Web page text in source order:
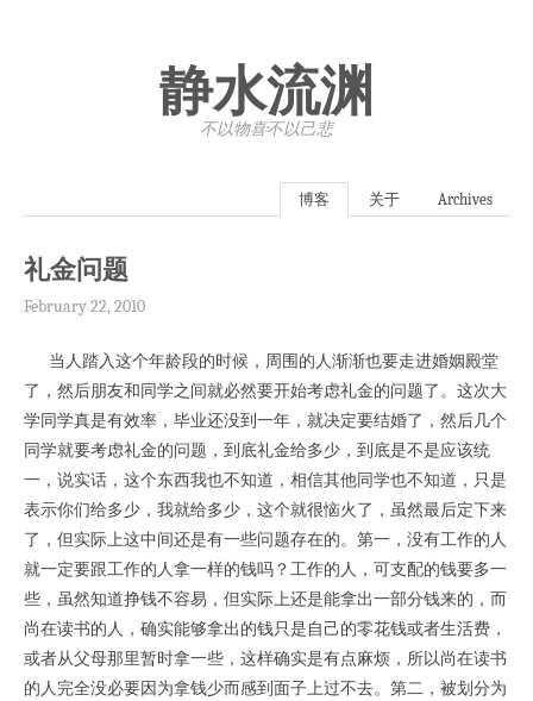
静水流渊
不以物喜·不以己悲
博客 关于 Archives
礼金问题
February 22, 2010
当人踏入这个年龄段的时候，周围的人渐渐也要走进婚姻殿堂
了，然后朋友和同学之间就必然要开始考虑礼金的问题了。这次大
学同学真是有效率，毕业还没到一年，就决定要结婚了，然后几个
同学就要考虑礼金的问题，到底礼金给多少，到底是不是应该统
一，说实话，这个东西我也不知道，相信其他同学也不知道，只是
表示你们给多少，我就给多少，这个就很恼火了，虽然最后定下来
了，但实际上这中间还是有一些问题存在的。第一，没有工作的人
就一定要跟工作的人拿一样的钱吗？工作的人，可支配的钱要多一
些，虽然知道挣钱不容易，但实际上还是能拿出一部分钱来的，而
尚在读书的人，确实能够拿出的钱只是自己的零花钱或者生活费，
或者从父母那里暂时拿一些，这样确实是有点麻烦，所以尚在读书
的人完全没必要因为拿钱少而感到面子上过不去。第二，被划分为